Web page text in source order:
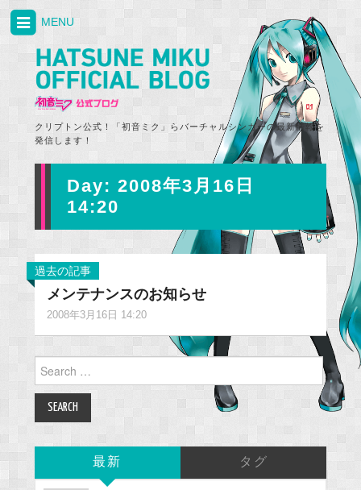
クリプトン公式！「初音ミク」らバーチャルシンガーの最新情報を
発信します！
MENU
Day: 2008年3月16日
14:20
過去の記事
メンテナンスのお知らせ
2008年3月16日 14:20
Search
for:
最新 タグ